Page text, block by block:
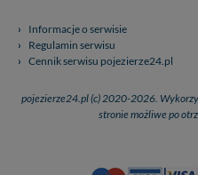
Informacje o serwisie
Regulamin serwisu
Cennik serwisu pojezierze24.pl
pojezierze24.pl (c) 2020-2026.
stronie możliwe po